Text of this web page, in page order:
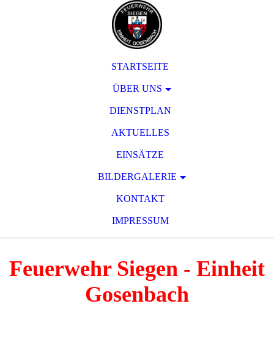
STARTSEITE
ÜBER UNS
DIENSTPLAN
AKTUELLES
EINSÄTZE
BILDERGALERIE
KONTAKT
IMPRESSUM
Feuerwehr Siegen - Einheit
Gosenbach